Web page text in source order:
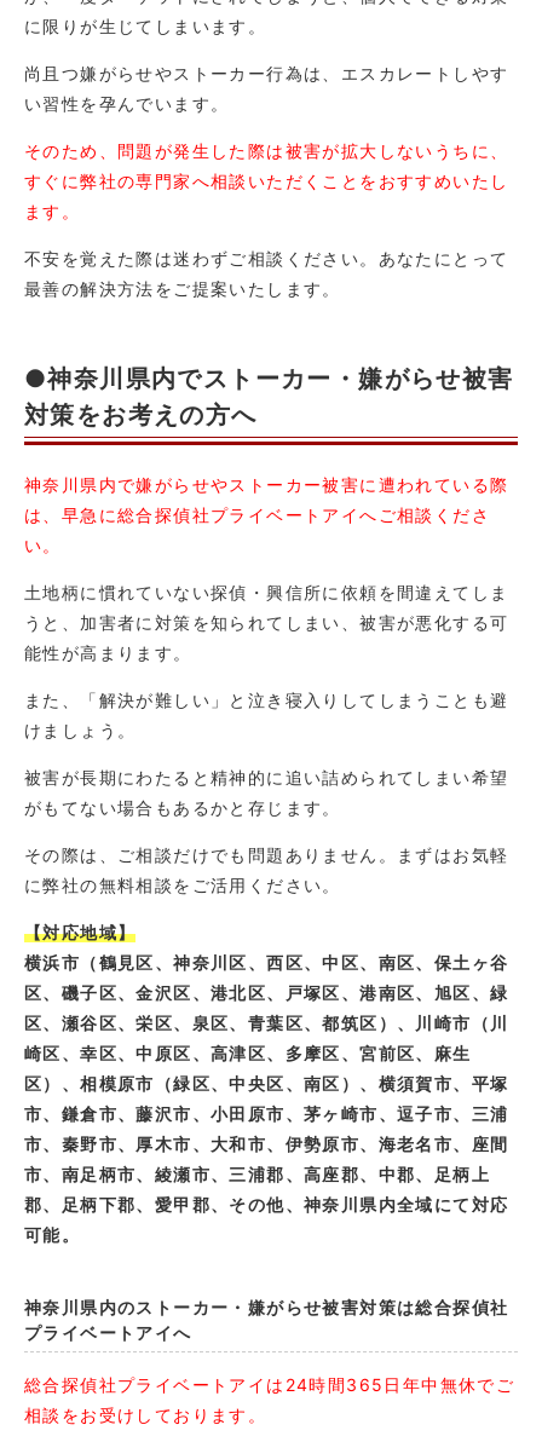
に限りが生じてしまいます。
尚且つ嫌がらせやストーカー行為は、エスカレートしやす
い習性を孕んでいます。
そのため、問題が発生した際は被害が拡大しないうちに、
すぐに弊社の専門家へ相談いただくことをおすすめいたし
ます。
不安を覚えた際は迷わずご相談ください。あなたにとって
最善の解決方法をご提案いたします。
●神奈川県内でストーカー・嫌がらせ被害
対策をお考えの方へ
神奈川県内で嫌がらせやストーカー被害に遭われている際
は、早急に総合探偵社プライベートアイへご相談くださ
い。
土地柄に慣れていない探偵・興信所に依頼を間違えてしま
うと、加害者に対策を知られてしまい、被害が悪化する可
能性が高まります。
また、「解決が難しい」と泣き寝入りしてしまうことも避
けましょう。
被害が長期にわたると精神的に追い詰められてしまい希望
がもてない場合もあるかと存じます。
その際は、ご相談だけでも問題ありません。まずはお気軽
に弊社の無料相談をご活用ください。
【対応地域】
横浜市（鶴見区、神奈川区、西区、中区、南区、保土ヶ谷
区、磯子区、金沢区、港北区、戸塚区、港南区、旭区、緑
区、瀬谷区、栄区、泉区、青葉区、都筑区）、川崎市（川
崎区、幸区、中原区、高津区、多摩区、宮前区、麻生
区）、相模原市（緑区、中央区、南区）、横須賀市、平塚
市、鎌倉市、藤沢市、小田原市、茅ヶ崎市、逗子市、三浦
市、秦野市、厚木市、大和市、伊勢原市、海老名市、座間
市、南足柄市、綾瀬市、三浦郡、高座郡、中郡、足柄上
郡、足柄下郡、愛甲郡、その他、神奈川県内全域にて対応
可能。
神奈川県内のストーカー・嫌がらせ被害対策は総合探偵社
プライベートアイへ
総合探偵社プライベートアイは24時間365日年中無休でご
相談をお受けしております。